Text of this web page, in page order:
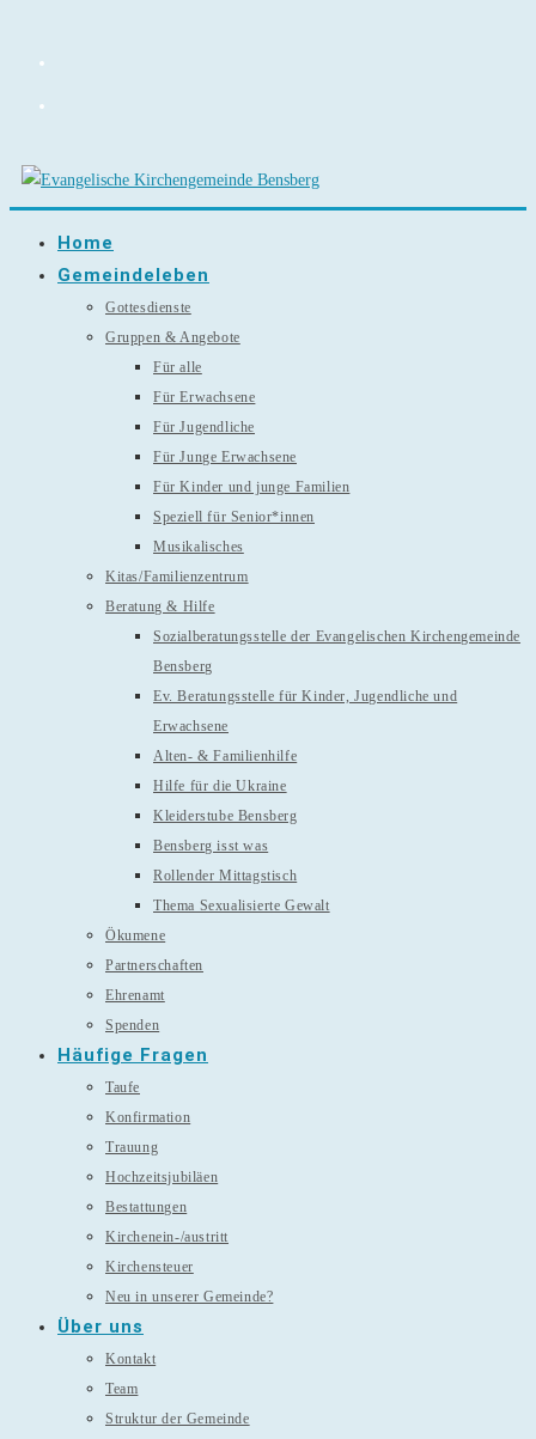
Home
Gemeindeleben
Gottesdienste
Gruppen & Angebote
Für alle
Für Erwachsene
Für Jugendliche
Für Junge Erwachsene
Für Kinder und junge Familien
Speziell für Senior*innen
Musikalisches
Kitas/Familienzentrum
Beratung & Hilfe
Sozialberatungsstelle der Evangelischen Kirchengemeinde
Bensberg
Ev. Beratungsstelle für Kinder, Jugendliche und
Erwachsene
Alten- & Familienhilfe
Hilfe für die Ukraine
Kleiderstube Bensberg
Bensberg isst was
Rollender Mittagstisch
Thema Sexualisierte Gewalt
Ökumene
Partnerschaften
Ehrenamt
Spenden
Häufige Fragen
Taufe
Konfirmation
Trauung
Hochzeitsjubiläen
Bestattungen
Kirchenein-/austritt
Kirchensteuer
Neu in unserer Gemeinde?
Über uns
Kontakt
Team
Struktur der Gemeinde